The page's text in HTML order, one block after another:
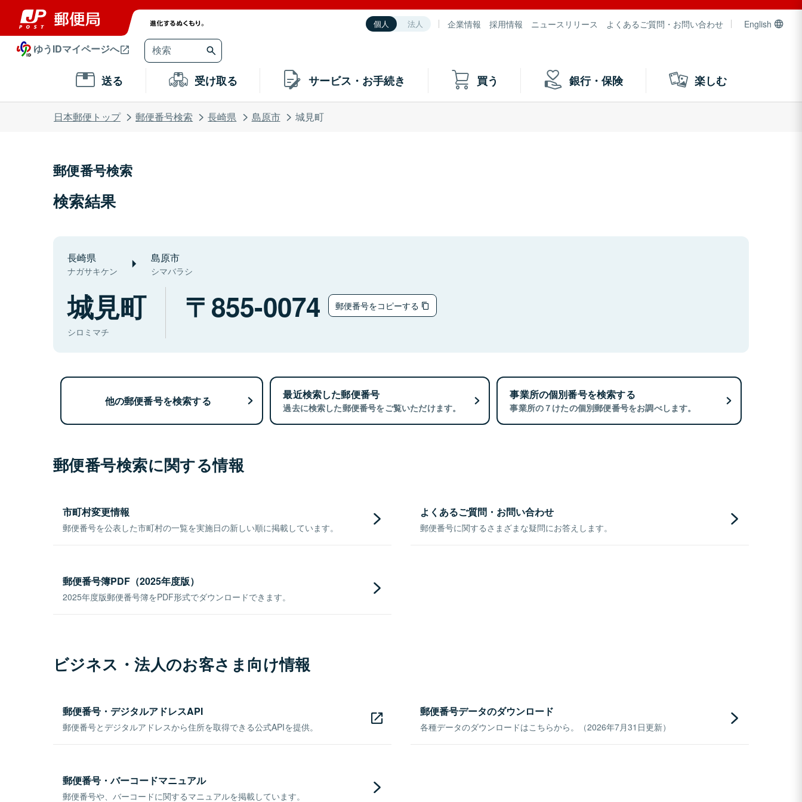
個人 法人 企業情報 採用情報 ニュースリリース よくあるご質問・お問い合わせ English
ゆうIDマイページへ
送る 受け取る サービス・お手続き 買う 銀行・保険 楽しむ
日本郵便トップ 郵便番号検索 長崎県 島原市 城見町
郵便番号検索
検索結果
長崎県
ナガサキケン
島原市
シマバラシ
城見町
シロミマチ
855-0074 郵便番号をコピーする
他の郵便番号を検索する 最近検索した郵便番号
過去に検索した郵便番号をご覧いただけます。
事業所の個別番号を検索する
事業所の７けたの個別郵便番号をお調べします。
郵便番号検索に関する情報
市町村変更情報
郵便番号を公表した市町村の一覧を実施日の新しい順に掲載しています。
よくあるご質問・お問い合わせ
郵便番号に関するさまざまな疑問にお答えします。
郵便番号簿PDF（2025年度版）
2025年度版郵便番号簿をPDF形式でダウンロードできます。
ビジネス・法人のお客さま向け情報
郵便番号・デジタルアドレスAPI
郵便番号とデジタルアドレスから住所を取得できる公式APIを提供。
郵便番号データのダウンロード
各種データのダウンロードはこちらから。（2026年7月31日更新）
郵便番号・バーコードマニュアル
郵便番号や、バーコードに関するマニュアルを掲載しています。